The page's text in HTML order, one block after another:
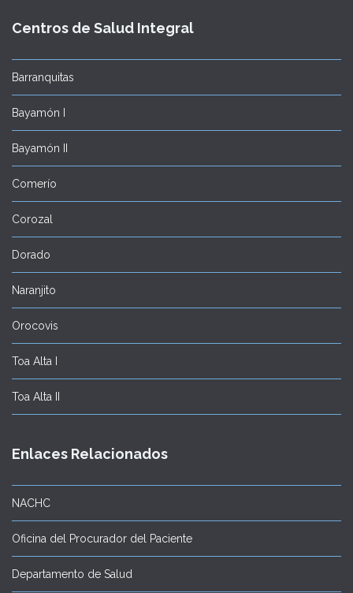
Centros de Salud Integral
Barranquitas
Bayamón I
Bayamón II
Comerío
Corozal
Dorado
Naranjito
Orocovis
Toa Alta I
Toa Alta II
Enlaces Relacionados
NACHC
Oficina del Procurador del Paciente
Departamento de Salud